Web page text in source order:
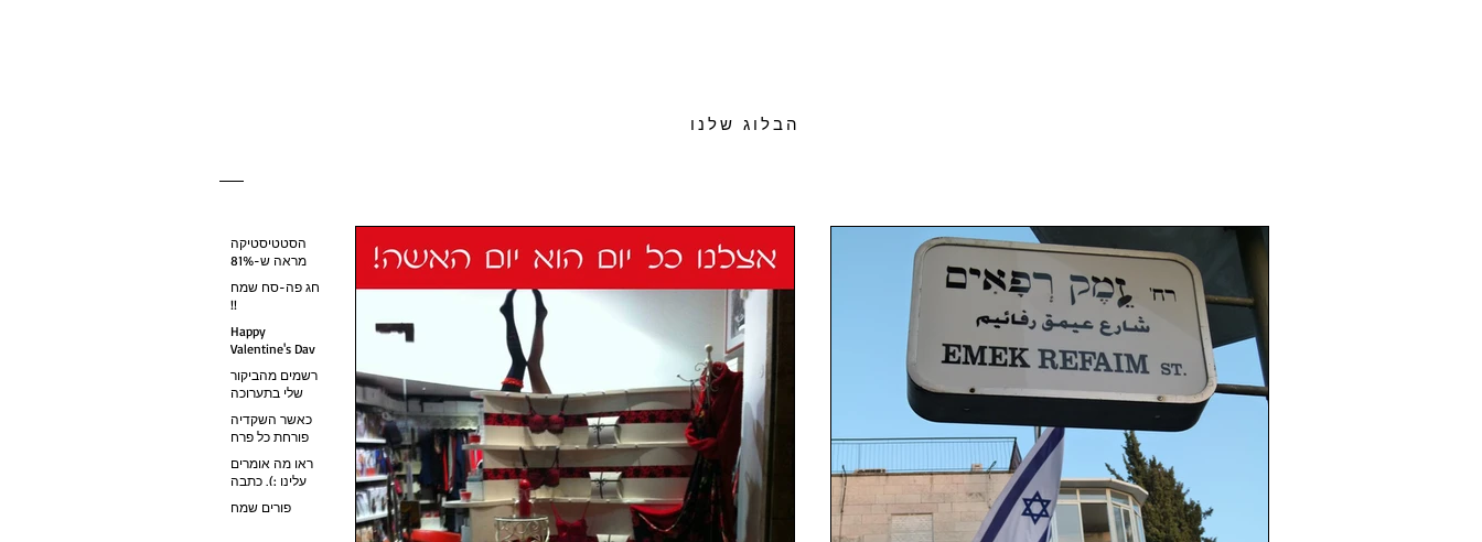
הבלוג שלנו
הסטטיסטיקה
מראה ש-81%
חזיה שאינה
מתאימה למידתן.
האם החזיה נוחה
לך? בדקי את
חג פה-סח שמח
!!
Happy
Valentine's Day
רשמים מהביקור
שלי בתערוכה
להלבשה תחתונה
בפריז. הטרנדים
לשנה הבאה:
שימוש בבדים
כאשר השקדיה
פורחת כל פרח
לפרי. מאחלת
שגם את תצליחי
להגשים את
ראו מה אומרים
עלינו :), כתבה
פורים שמח